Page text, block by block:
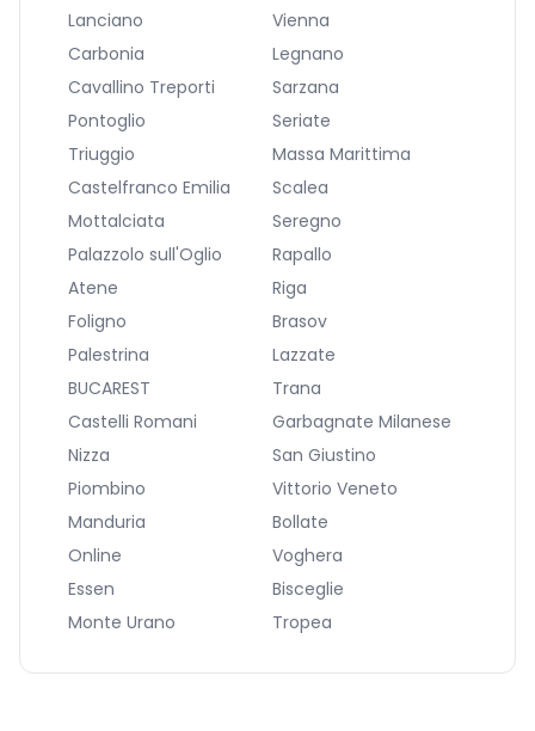
Lanciano
Vienna
Carbonia
Legnano
Cavallino Treporti
Sarzana
Pontoglio
Seriate
Triuggio
Massa Marittima
Castelfranco Emilia
Scalea
Mottalciata
Seregno
Palazzolo sull'Oglio
Rapallo
Atene
Riga
Foligno
Brasov
Palestrina
Lazzate
BUCAREST
Trana
Castelli Romani
Garbagnate Milanese
Nizza
San Giustino
Piombino
Vittorio Veneto
Manduria
Bollate
Online
Voghera
Essen
Bisceglie
Monte Urano
Tropea